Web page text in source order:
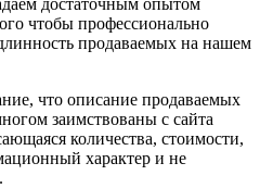
чтобы профессионально
продаваемых на нашем
что описание продаваемых
заимствованы с сайта
количества, стоимости,
характер и не